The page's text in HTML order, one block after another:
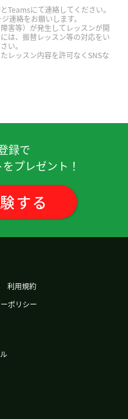
有趣，很容易明白，
见！ ( 20代 女性 )
也開心認識你. 我們下
帮我写我不会讲的拼
生的需求。您没有不
望继续跟您在一起学
课课程。那期待下次
谢您！！
ざいました。これ
)
Teamsにて連絡してください。
連絡をお願いします。
害等）が発生してレッスンが開
は、振替レッスン等の対応をい
い。
レッスン内容を許可なくSNSな
録で
プレゼント！
する
利用規約
ポリシー